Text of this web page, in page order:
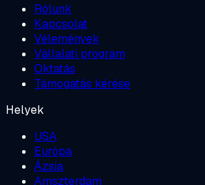
Rólunk
Kapcsolat
Vélemények
Vállalati program
Oktatás
Támogatás kérése
Helyek
USA
Európa
Ázsia
Amszterdam